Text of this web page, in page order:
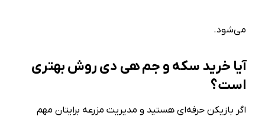
می‌شود.
آیا خرید سکه و جم هی دی روش بهتری
است؟
اگر بازیکن حرفه‌ای هستید و مدیریت مزرعه برایتان مهم